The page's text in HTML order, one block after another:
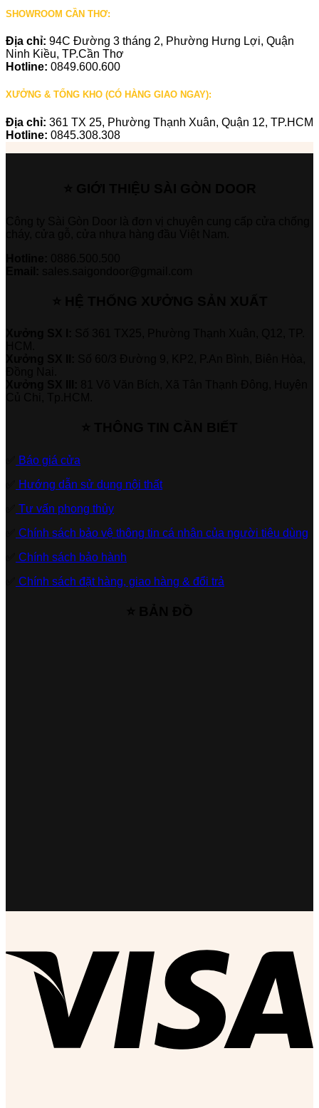
SHOWROOM CẦN THƠ:
Địa chỉ: 94C Đường 3 tháng 2, Phường Hưng Lợi, Quận
Ninh Kiều, TP.Cần Thơ
Hotline: 0849.600.600
XƯỞNG & TỔNG KHO (CÓ HÀNG GIAO NGAY):
Địa chỉ: 361 TX 25, Phường Thạnh Xuân, Quận 12, TP.HCM
Hotline: 0845.308.308
Báo giá cửa
Hướng dẫn sử dụng nội thất
Tư vấn phong thủy
Chính sách bảo vệ thông tin cá nhân của người tiêu dùng
Chính sách bảo hành
Chính sách đặt hàng, giao hàng & đổi trả